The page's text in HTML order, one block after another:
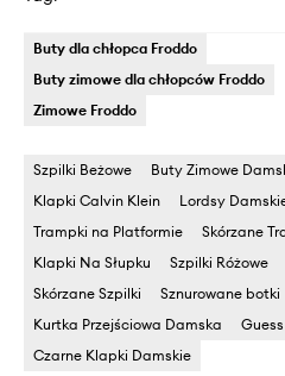
Buty dla chłopca Froddo
Buty zimowe dla chłopców Froddo
Zimowe Froddo
Szpilki Beżowe Buty Zimowe
Klapki Calvin Klein
Lordsy
Trampki na Platformie
Skórzane
Klapki Na Słupku
Szpilki Różowe
Skórzane Szpilki
Sznurowane botki
Kurtka Przejściowa Damska
Czarne Klapki Damskie